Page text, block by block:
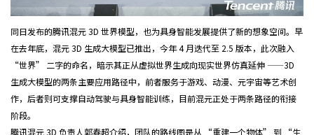
同日发布的腾讯混元 3D 世界模型，也为具身智能发展提供了新的想象空间。早
在去年底，混元 3D 生成大模型已推出，今年 4 月迭代至 2.5 版本，此次融入
“世界” 二字的命名，暗示其正从虚拟世界生成向现实世界仿真延伸 ——3D
生成大模型的两条主要应用路径中，前者服务于游戏、动漫、元宇宙等艺术创
作，后者则可支撑自动驾驶与具身智能训练，目前混元正处于两条路径的衔接
阶段。
腾讯混元 3D 负责人郭春超介绍，团队的路线图是从 “重建一个物体” 到 “生